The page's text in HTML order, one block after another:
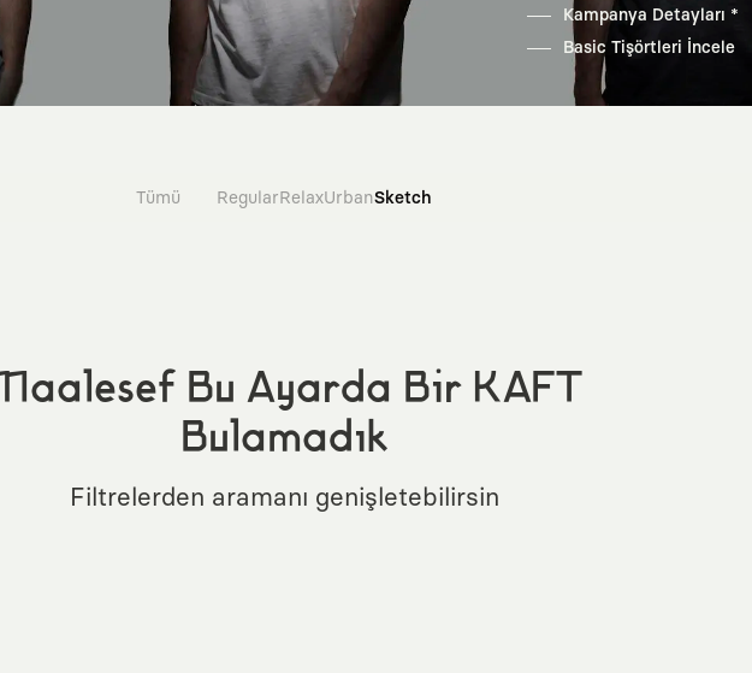
Kampanya Detayları *
Basic Tişörtleri İncele
Tümü RegularRelaxUrbanSketch
Bu Ayarda Bir KAFT
Bulamadık
Filtrelerden aramanı genişletebilirsin